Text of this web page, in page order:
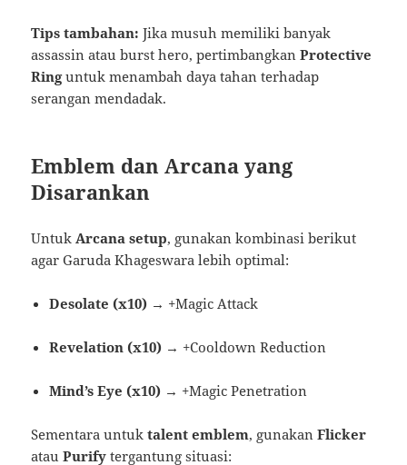
Tips tambahan: Jika musuh memiliki banyak
assassin atau burst hero, pertimbangkanProtective
Ringuntuk menambah daya tahan terhadap
serangan mendadak.
Emblem dan Arcana yang
Disarankan
UntukArcana setup, gunakan kombinasi berikut
agar Garuda Khageswara lebih optimal:
Desolate (x10) → +Magic Attack
Revelation (x10) → +Cooldown Reduction
Mind’s Eye (x10) → +Magic Penetration
Sementara untuktalent emblem, gunakanFlicker
atauPurify tergantung situasi: